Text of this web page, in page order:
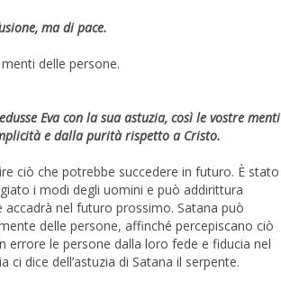
ma di pace.
delle persone.
Eva con la sua astuzia, così le vostre menti
e dalla purità rispetto a Cristo.
ciò che potrebbe succedere in futuro. È stato
i modi degli uomini e può addirittura
nel futuro prossimo. Satana può
delle persone, affinché percepiscano ciò
errore le persone dalla loro fede e fiducia nel
ci dice dell’astuzia di Satana il serpente.